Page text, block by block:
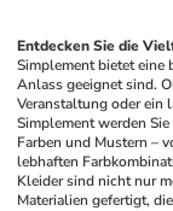
Entdecken Sie die
Simplement bietet eine
Anlass geeignet sind.
Veranstaltung oder ein
Simplement werden
Farben und Mustern –
lebhaften
Kleider sind nicht nur
Materialien gefertigt,